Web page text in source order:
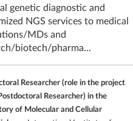
genetic diagnostic and
NGS services to medical
MDs and
biotech/pharma...
Researcher (role in the project
Researcher) in the
of Molecular and Cellular